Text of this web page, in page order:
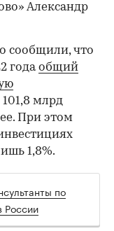
Александр
сообщили, что
годаобщий
101,8 млрд
При этом
1,8%.
по
России